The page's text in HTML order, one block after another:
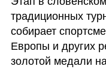
традиционных
собирает
Европы и других
золотой медали